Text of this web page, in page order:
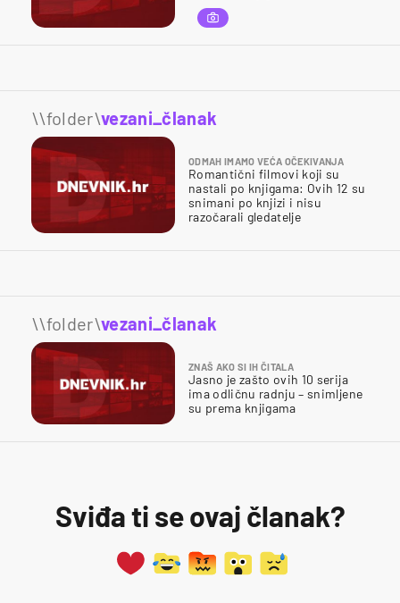
\\folder\vezani_članak
ODMAH IMAMO VEĆA OČEKIVANJA
Romantični filmovi koji su
nastali po knjigama: Ovih 12 su
snimani po knjizi i nisu
razočarali gledatelje
\\folder\vezani_članak
ZNAŠ AKO SI IH ČITALA
Jasno je zašto ovih 10 serija
ima odličnu radnju – snimljene
su prema knjigama
Sviđa ti se ovaj članak?